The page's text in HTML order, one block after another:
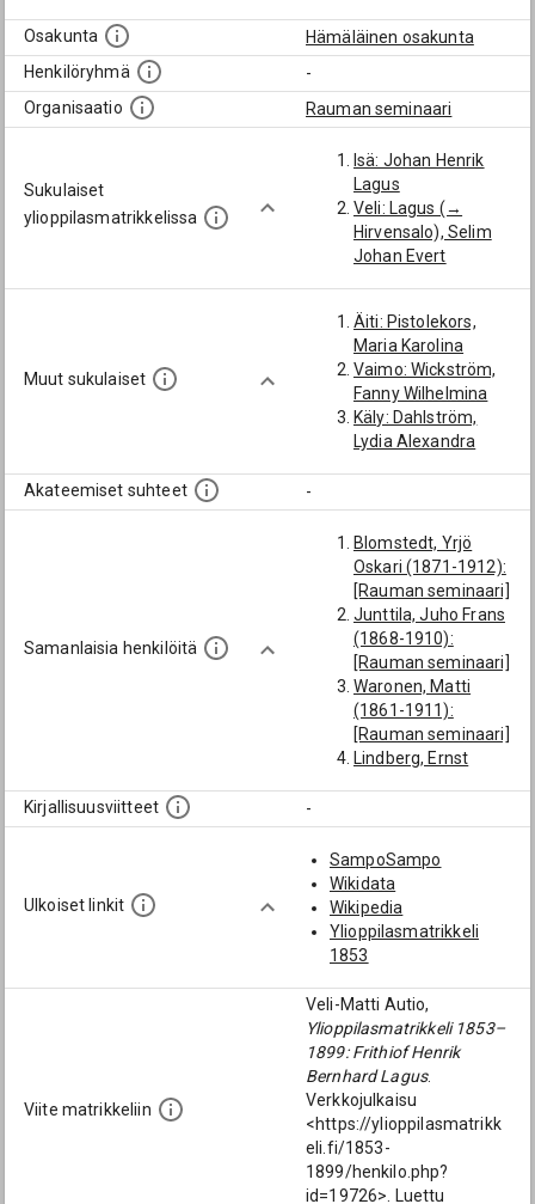
Osakunta
Hämäläinen osakunta
Henkilöryhmä
-
Organisaatio
Rauman seminaari
Sukulaiset
ylioppilasmatrikkelissa
Isä: Johan Henrik
Lagus
Veli: Lagus (→
Hirvensalo), Selim
Johan Evert
Muut sukulaiset
Äiti: Pistolekors,
Maria Karolina
Vaimo: Wickström,
Fanny Wilhelmina
Käly: Dahlström,
Lydia Alexandra
Akateemiset suhteet -
Samanlaisia henkilöitä
Blomstedt, Yrjö
Oskari (1871-1912):
[Rauman seminaari]
Junttila, Juho Frans
(1868-1910):
[Rauman seminaari]
Waronen, Matti
(1861-1911):
[Rauman seminaari]
Lindberg, Ernst
Kirjallisuusviitteet -
Ulkoiset linkit
SampoSampo
Wikidata
Wikipedia
Ylioppilasmatrikkeli
1853
Viite matrikkeliin
Veli-Matti Autio,
Ylioppilasmatrikkeli 1853–
1899: Frithiof Henrik
Bernhard Lagus.
Verkkojulkaisu
<https://ylioppilasmatrikk
eli.fi/1853-
1899/henkilo.php?
id=19726>. Luettu